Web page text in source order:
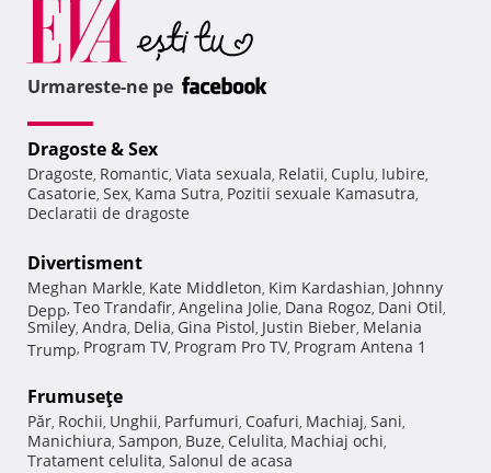
Urmareste-ne pe
Dragoste & Sex
Dragoste, Romantic, Viata sexuala, Relatii, Cuplu, Iubire,
Casatorie, Sex, Kama Sutra, Pozitii sexuale Kamasutra,
Declaratii de dragoste
Divertisment
Meghan Markle, Kate Middleton, Kim Kardashian, Johnny
Depp, Teo Trandafir, Angelina Jolie, Dana Rogoz, Dani Otil,
Smiley, Andra, Delia, Gina Pistol, Justin Bieber, Melania
Trump, Program TV, Program Pro TV, Program Antena 1
Frumuseţe
Păr, Rochii, Unghii, Parfumuri, Coafuri, Machiaj, Sani,
Manichiura, Sampon, Buze, Celulita, Machiaj ochi,
Tratament celulita, Salonul de acasa